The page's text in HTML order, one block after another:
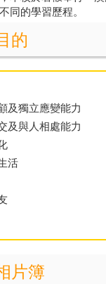
同的學習歷程。
的
及獨立應變能力
及與人相處能力
活
片簿